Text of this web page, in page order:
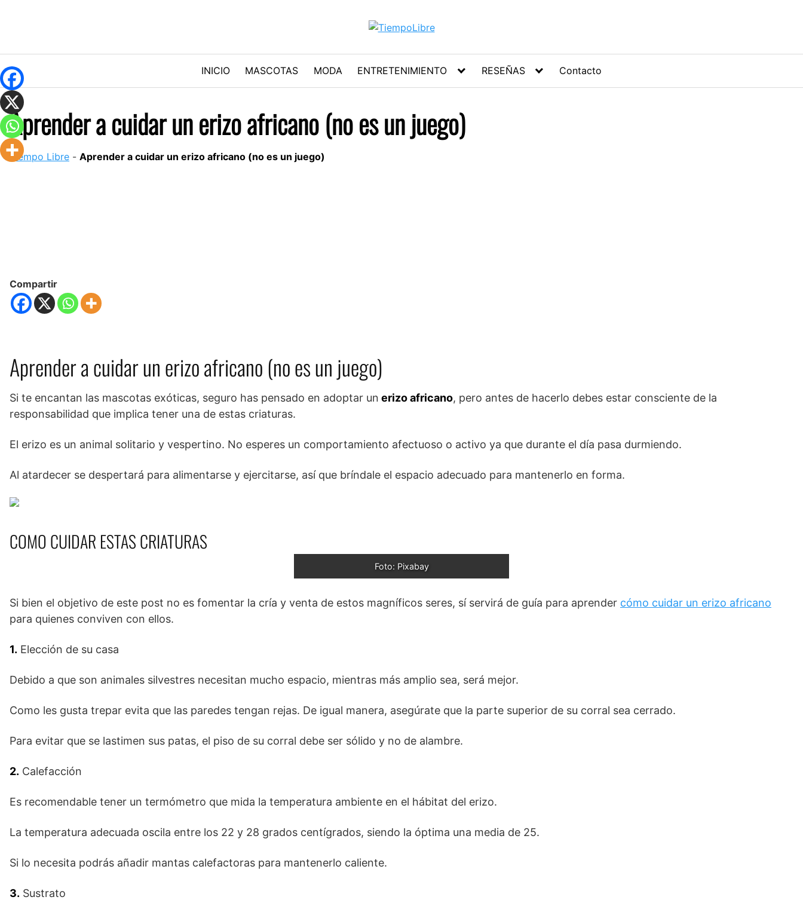
INICIO MASCOTAS MODA ENTRETENIMIENTO RESEÑAS Contacto
Aprender a cuidar un erizo africano (no es un juego)
Tiempo Libre - Aprender a cuidar un erizo africano (no es un juego)
Compartir
Aprender a cuidar un erizo africano (no es un juego)
Si te encantan las mascotas exóticas, seguro has pensado en adoptar un erizo africano, pero antes de hacerlo debes estar consciente de la
responsabilidad que implica tener una de estas criaturas.
El erizo es un animal solitario y vespertino. No esperes un comportamiento afectuoso o activo ya que durante el día pasa durmiendo.
Al atardecer se despertará para alimentarse y ejercitarse, así que bríndale el espacio adecuado para mantenerlo en forma.
COMO CUIDAR ESTAS CRIATURAS
Foto: Pixabay
Si bien el objetivo de este post no es fomentar la cría y venta de estos magníficos seres, sí servirá de guía para aprender cómo cuidar un erizo africano
para quienes conviven con ellos.
1. Elección de su casa
Debido a que son animales silvestres necesitan mucho espacio, mientras más amplio sea, será mejor.
Como les gusta trepar evita que las paredes tengan rejas. De igual manera, asegúrate que la parte superior de su corral sea cerrado.
Para evitar que se lastimen sus patas, el piso de su corral debe ser sólido y no de alambre.
2. Calefacción
Es recomendable tener un termómetro que mida la temperatura ambiente en el hábitat del erizo.
La temperatura adecuada oscila entre los 22 y 28 grados centígrados, siendo la óptima una media de 25.
Si lo necesita podrás añadir mantas calefactoras para mantenerlo caliente.
3. Sustrato